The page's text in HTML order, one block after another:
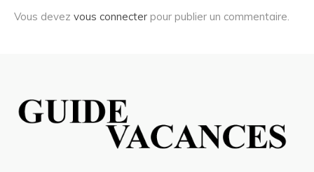
Vous devez vous connecter pour publier un commentaire.